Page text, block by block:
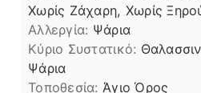
Χωρίς Ζάχαρη, Χωρίς
Αλλεργία: Ψάρια
Kύριο Συστατικό:
Ψάρια
Τοποθεσία: Άγιο Όρος